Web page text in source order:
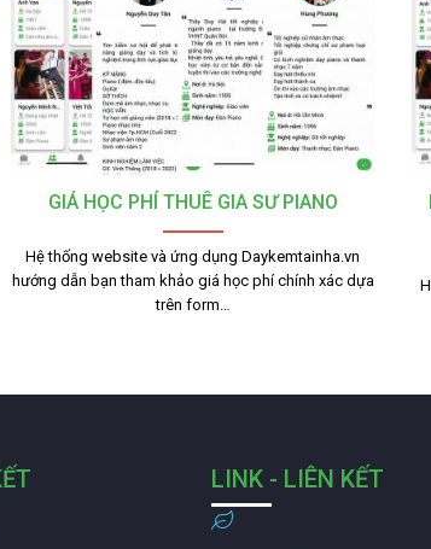
GIÁ HỌC PHÍ THUÊ GIA SƯ PIANO
Hệ thống website và ứng dụng Daykemtainha.vn
hướng dẫn bạn tham khảo giá học phí chính xác dựa
trên form…
LINK - LIÊN KẾT